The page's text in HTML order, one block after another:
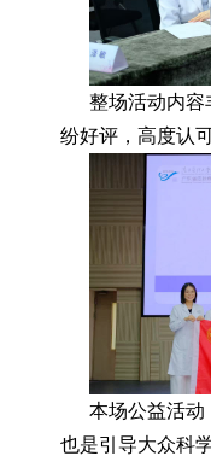
整场活动内
纷好评，高度认
本场公益活动
也是引导大众科